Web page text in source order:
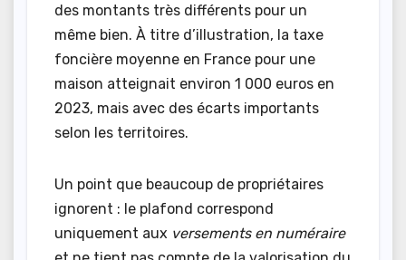
des montants très différents pour un
même bien. À titre d’illustration, la taxe
foncière moyenne en France pour une
maison atteignait environ 1 000 euros en
2023, mais avec des écarts importants
selon les territoires.
Un point que beaucoup de propriétaires
ignorent : le plafond correspond
uniquement aux versements en numéraire